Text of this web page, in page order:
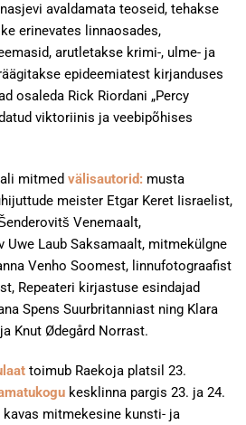
avaldamata teoseid, tehakse
erinevates linnaosades,
arutletakse krimi-, ulme- ja
epideemiatest kirjanduses
osaleda Rick Riordani „Percy
viktoriinis ja veebipõhises
mitmed välisautorid: musta
meister Etgar Keret Iisraelist,
Venemaalt,
Uwe Laub Saksamaalt, mitmekülgne
Venho Soomest, linnufotograafist
Repeateri kirjastuse esindajad
Spens Suurbritanniast ning Klara
Knut Ødegård Norrast.
toimub Raekoja platsil 23.
kesklinna pargis 23. ja 24.
mitmekesine kunsti- ja